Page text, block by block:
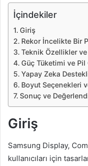
e
İçindekiler
Giriş
Rekor İncelikte Bir
Teknik Özellikler
Güç Tüketimi ve Pil
Yapay Zeka
Boyut Seçenekleri
Sonuç ve
Giriş
Samsung Display,
kullanıcıları için